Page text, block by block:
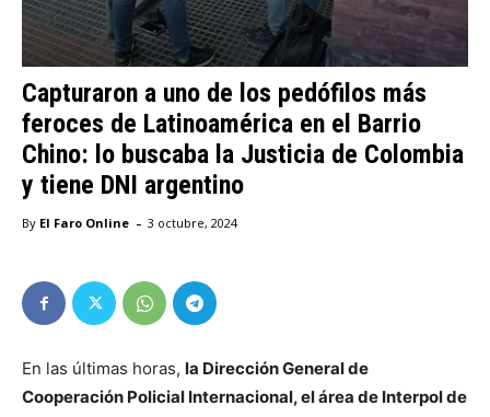
Capturaron a uno de los pedófilos más
feroces de Latinoamérica en el Barrio
Chino: lo buscaba la Justicia de Colombia
y tiene DNI argentino
By El Faro Online - 3 octubre, 2024
En las últimas horas, la Dirección General de
Cooperación Policial Internacional, el área de Interpol de